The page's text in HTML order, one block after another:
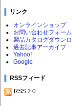
リンク
オンラインショップ
お問い合わせフォーム
製品カタログダウン
過去記事アーカイブ
Yahoo!
Google
RSSフィード
RSS 2.0